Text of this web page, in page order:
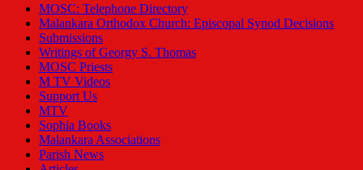
MOSC: Telephone Directory
Malankara Orthodox Church: Episcopal Synod Decisions
Submissions
Writings of Georgy S. Thomas
MOSC Priests
M TV Videos
Support Us
MTV
Sophia Books
Malankara Associations
Parish News